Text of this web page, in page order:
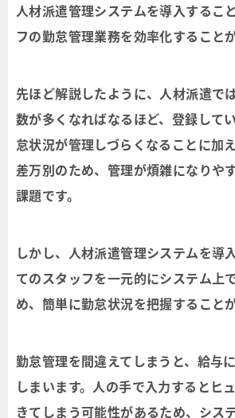
人材派遣管理システムを導入するこ
フの勤怠管理業務を効率化すること
先ほど解説したように、人材派遣で
数が多くなればなるほど、登録して
怠状況が管理しづらくなることに加
差万別のため、管理が煩雑になりや
課題です。
しかし、人材派遣管理システムを導
てのスタッフを一元的にシステム上
め、簡単に勤怠状況を把握することが
勤怠管理を間違えてしまうと、給与
しまいます。人の手で入力するとヒ
きてしまう可能性があるため、シス